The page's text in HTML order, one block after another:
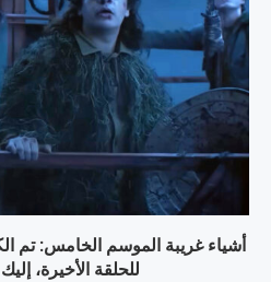
أشياء غريبة الموسم الخامس: تم
للحلقة الأخيرة،